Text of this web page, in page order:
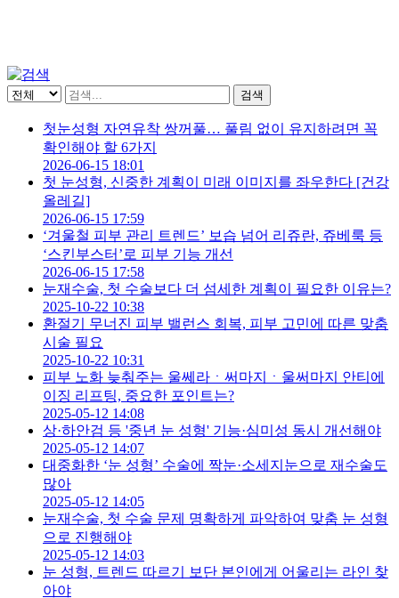
검색
첫눈성형 자연유착 쌍꺼풀… 풀림 없이 유지하려면 꼭
확인해야 할 6가지
2026-06-15 18:01
첫 눈성형, 신중한 계획이 미래 이미지를 좌우한다 [건강
올레길]
2026-06-15 17:59
‘겨울철 피부 관리 트렌드’ 보습 넘어 리쥬란, 쥬베룩 등
‘스킨부스터’로 피부 기능 개선
2026-06-15 17:58
눈재수술, 첫 수술보다 더 섬세한 계획이 필요한 이유는?
2025-10-22 10:38
환절기 무너진 피부 밸런스 회복, 피부 고민에 따른 맞춤
시술 필요
2025-10-22 10:31
피부 노화 늦춰주는 울쎄라ㆍ써마지ㆍ울써마지 안티에
이징 리프팅, 중요한 포인트는?
2025-05-12 14:08
상·하안검 등 '중년 눈 성형' 기능·심미성 동시 개선해야
2025-05-12 14:07
대중화한 ‘눈 성형’ 수술에 짝눈·소세지눈으로 재수술도
많아
2025-05-12 14:05
눈재수술, 첫 수술 문제 명확하게 파악하여 맞춤 눈 성형
으로 진행해야
2025-05-12 14:03
눈 성형, 트렌드 따르기 보단 본인에게 어울리는 라인 찾
아야